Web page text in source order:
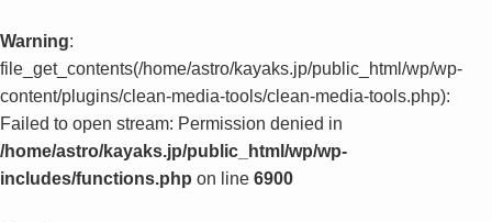
Warning:
file_get_contents(/home/astro/kayaks.jp/public_html/wp/wp-
content/plugins/clean-media-tools/clean-media-tools.php):
Failed to open stream: Permission denied in
/home/astro/kayaks.jp/public_html/wp/wp-
includes/functions.php on line 6900